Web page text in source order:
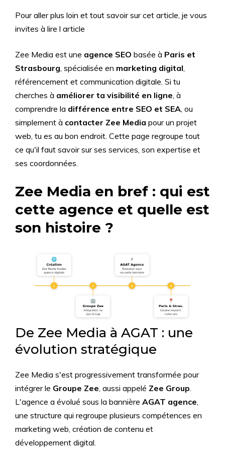
Pour aller plus loin et tout savoir sur cet article, je vous
invites à lire l article
Zee Media est une agence SEO basée à Paris et
Strasbourg, spécialisée en marketing digital,
référencement et communication digitale. Si tu
cherches à améliorer ta visibilité en ligne, à
comprendre la différence entre SEO et SEA, ou
simplement à contacter Zee Media pour un projet
web, tu es au bon endroit. Cette page regroupe tout
ce qu'il faut savoir sur ses services, son expertise et
ses coordonnées.
Zee Media en bref : qui est
cette agence et quelle est
son histoire ?
De Zee Media à AGAT : une
évolution stratégique
Zee Media s'est progressivement transformée pour
intégrer le Groupe Zee, aussi appelé Zee Group.
L'agence a évolué sous la bannière AGAT agence,
une structure qui regroupe plusieurs compétences en
marketing web, création de contenu et
développement digital.